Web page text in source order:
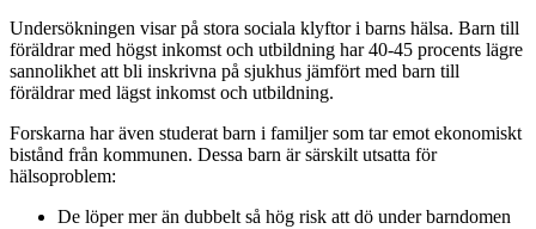
Undersökningen visar på stora sociala klyftor i barns hälsa. Barn till
föräldrar med högst inkomst och utbildning har 40-45 procents lägre
sannolikhet att bli inskrivna på sjukhus jämfört med barn till
föräldrar med lägst inkomst och utbildning.
Forskarna har även studerat barn i familjer som tar emot ekonomiskt
bistånd från kommunen. Dessa barn är särskilt utsatta för
hälsoproblem:
De löper mer än dubbelt så hög risk att dö under barndomen